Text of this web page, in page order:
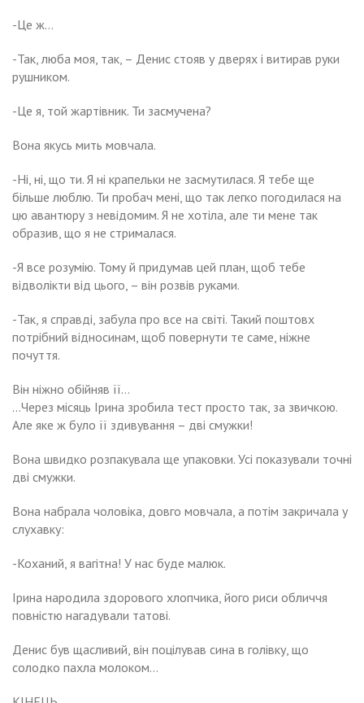
-Це ж…
-Так, люба моя, так, – Денис стояв у дверях і витирав руки
рушником.
-Це я, той жартівник. Ти засмучена?
Вона якусь мить мовчала.
-Ні, ні, що ти. Я ні крапельки не засмутилася. Я тебе ще
більше люблю. Ти пробач мені, що так легко погодилася на
цю авантюру з невідомим. Я не хотіла, але ти мене так
образив, що я не стрималася.
-Я все розумію. Тому й придумав цей план, щоб тебе
відволікти від цього, – він розвів руками.
-Так, я справді, забула про все на світі. Такий поштовх
потрібний відносинам, щоб повернути те саме, ніжне
почуття.
Він ніжно обійняв її…
…Через місяць Ірина зробила тест просто так, за звичкою.
Але яке ж було її здивування – дві смужки!
Вона швидко розпакувала ще упаковки. Усі показували точні
дві смужки.
Вона набрала чоловіка, довго мовчала, а потім закричала у
слухавку:
-Коханий, я вагітна! У нас буде малюк.
Ірина народила здорового хлопчика, його риси обличчя
повністю нагадували татові.
Денис був щасливий, він поцілував сина в голівку, що
солодко пахла молоком…